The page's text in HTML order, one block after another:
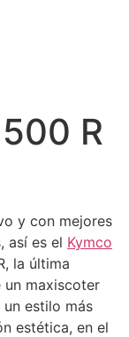
R
y con mejores
así es el Kymco
la última
un maxiscoter
estilo más
estética, en el